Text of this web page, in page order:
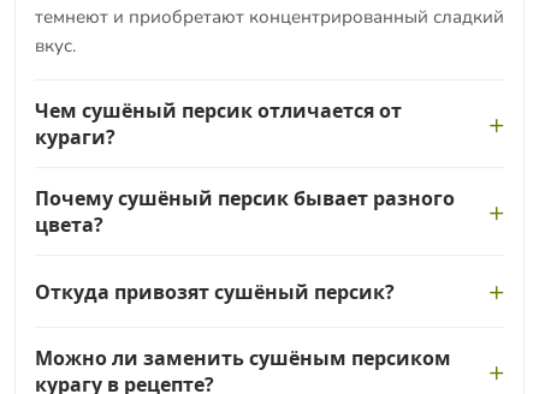
темнеют и приобретают концентрированный сладкий
вкус.
Чем сушёный персик отличается от
кураги?
персика. Персик крупнее и слаще, поэтому сушёные
дольки получаются крупнее, мясистее и темнее, чем
Почему сушёный персик бывает разного
цвета?
коричнево-янтарного из-за окисления. Светлые
цвета, поэтому по оттенку можно отличить более
естественный продукт.
Откуда привозят сушёный персик?
другие страны с тёплым климатом, а также юг
Можно ли заменить сушёным персиком
курагу в рецепте?